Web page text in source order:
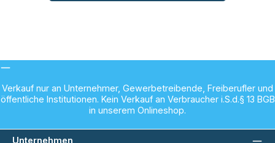
Verkauf nur an Unternehmer, Gewerbetreibende, Freiberufler und
öffentliche Institutionen. Kein Verkauf an Verbraucher i.S.d.§ 13 BGB
in unserem Onlineshop.
Unternehmen